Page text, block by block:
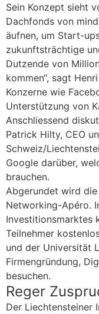
Sein Konzept sieht
Dachfonds von
äufnen, um Start-
zukunftsträchtige
Dutzende von
kommen“, sagt
Konzerne wie
Unterstützung von
Anschliessend
Patrick Hilty, CEO
Schweiz/
Google darüber,
brauchen.
Abgerundet wird
Networking-Apéro.
Investitionsmarktes
Teilnehmer
und der Universität
Firmengründung,
besuchen.
Reger
Der Liechtensteiner